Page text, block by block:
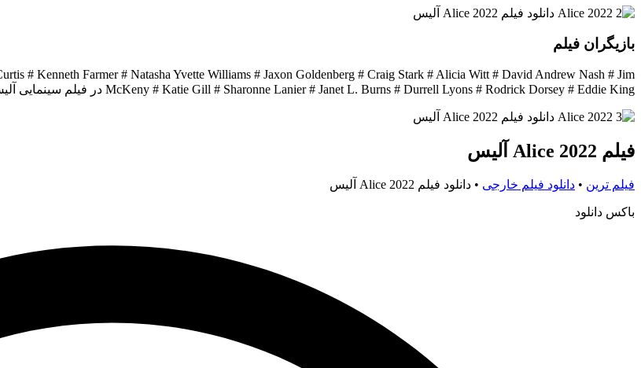
بازیگران فیلم
# Kenneth Farmer # Natasha Yvette Williams # Jaxon Goldenberg # Craig Stark # Alicia Witt # David Andrew Nash # Jim
McKeny # Katie Gill # Sharonne Lanier # Janet L. Burns # Durrell Lyons # Rodrick Dorsey # Eddie King در فیلم سینمایی آلیس به ایفای نقش پرداخته اند..
فیلم Alice 2022 آلیس
فیلم ترین • دانلود فیلم خارجی • دانلود فیلم Alice 2022 آلیس
باکس دانلود